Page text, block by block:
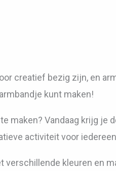
creatief bezig zijn, en
kunt maken!
maken? Vandaag krijg je
activiteit voor
kleuren en